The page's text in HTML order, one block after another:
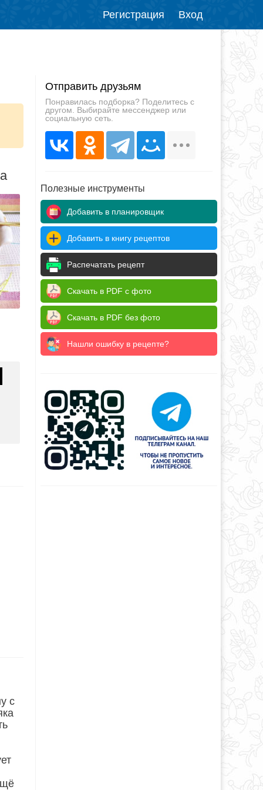
Регистрация Вход
с
Отправить друзьям
Понравилась подборка? Поделитесь с
другом. Выбирайте мессенджер или
социальную сеть.
Полезные инструменты
Добавить в планировщик
Добавить в книгу рецептов
Распечатать рецепт
Скачать в PDF с фото
Скачать в PDF без фото
Нашли ошибку в рецепте?